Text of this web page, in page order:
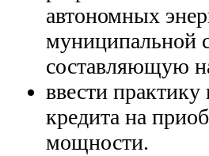
автономных
муниципальной
составляющую
ввести практику
кредита на
мощности.